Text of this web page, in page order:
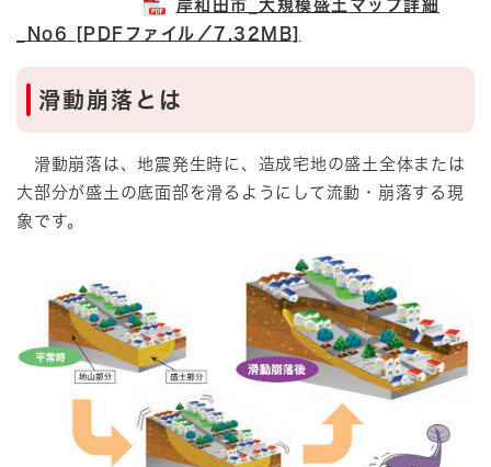
岸和田市_大規模盛土マップ詳細
_No6 [PDFファイル／7.32MB]
滑動崩落とは
滑動崩落は、地震発生時に、造成宅地の盛土全体または
大部分が盛土の底面部を滑るようにして流動・崩落する現
象です。